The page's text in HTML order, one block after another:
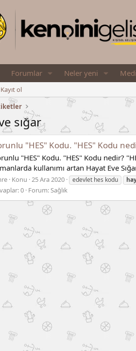
Forumlar Neler yeni
Kayıt ol
sığar
"HES" Kodu. "HES" Kodu
"HES" Kodu. "HES" Kodu nedir?
kullanımı artan Hayat Eve
Konu 25 Ara 2020 edevlet hes kodu
0 Forum: Sağlık